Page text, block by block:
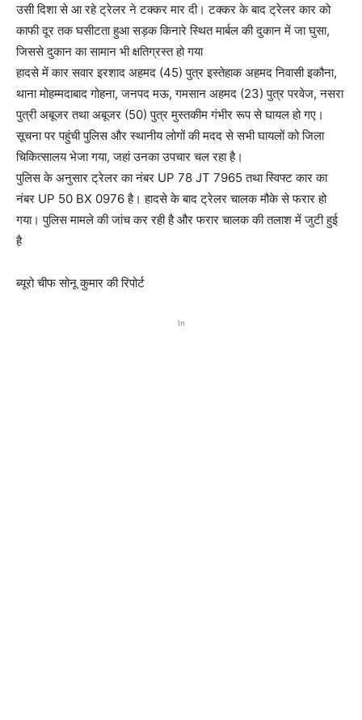
उसी दिशा से आ रहे ट्रेलर ने टक्कर मार दी। टक्कर के बाद ट्रेलर कार को
काफी दूर तक घसीटता हुआ सड़क किनारे स्थित मार्बल की दुकान में जा घुसा,
जिससे दुकान का सामान भी क्षतिग्रस्त हो गया
हादसे में कार सवार इरशाद अहमद (45) पुत्र इस्तेहाक अहमद निवासी इकौना,
थाना मोहम्मदाबाद गोहना, जनपद मऊ, गमसान अहमद (23) पुत्र परवेज, नसरा
पुत्री अबूजर तथा अबूजर (50) पुत्र मुस्तकीम गंभीर रूप से घायल हो गए।
सूचना पर पहुंची पुलिस और स्थानीय लोगों की मदद से सभी घायलों को जिला
चिकित्सालय भेजा गया, जहां उनका उपचार चल रहा है।
पुलिस के अनुसार ट्रेलर का नंबर UP 78 JT 7965 तथा स्विफ्ट कार का
नंबर UP 50 BX 0976 है। हादसे के बाद ट्रेलर चालक मौके से फरार हो
गया। पुलिस मामले की जांच कर रही है और फरार चालक की तलाश में जुटी हुई
है
ब्यूरो चीफ सोनू कुमार की रिपोर्ट
In